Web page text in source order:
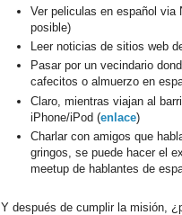
Ver peliculas en español
posible)
Leer noticias de sitios web
Pasar por un vecindario
cafecitos o almuerzo en
Claro, mientras viajan al
iPhone/iPod (enlace)
Charlar con amigos que
gringos, se puede hacer el
meetup de hablantes de
Y después de cumplir la misión,